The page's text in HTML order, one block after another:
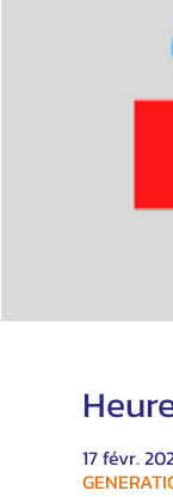
17 févr.